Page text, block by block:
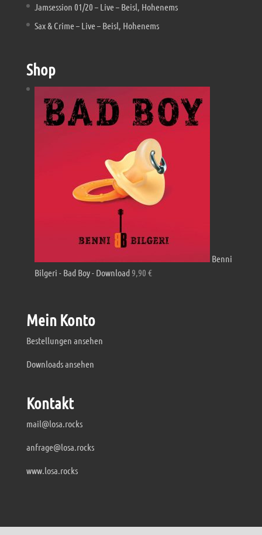
Jamsession 01/20 – Live – Beisl, Hohenems
Sax & Crime – Live – Beisl, Hohenems
Shop
Benni
Bilgeri - Bad Boy - Download 9,90 €
Mein Konto
Bestellungen ansehen
Downloads ansehen
Kontakt
mail@losa.rocks
anfrage@losa.rocks
www.losa.rocks